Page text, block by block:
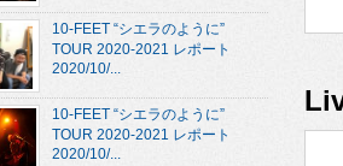
10-FEET “シエラのように”
TOUR 2020-2021 レポート
2020/10/...
10-FEET “シエラのように”
TOUR 2020-2021 レポート
2020/10/...